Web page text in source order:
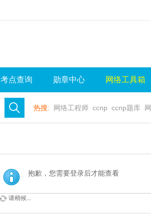
考点查询 勋章中心 网络工具箱
热搜: 网络工程师 ccnp ccnp题库
抱歉，您需要登录后才能查看
请稍候...